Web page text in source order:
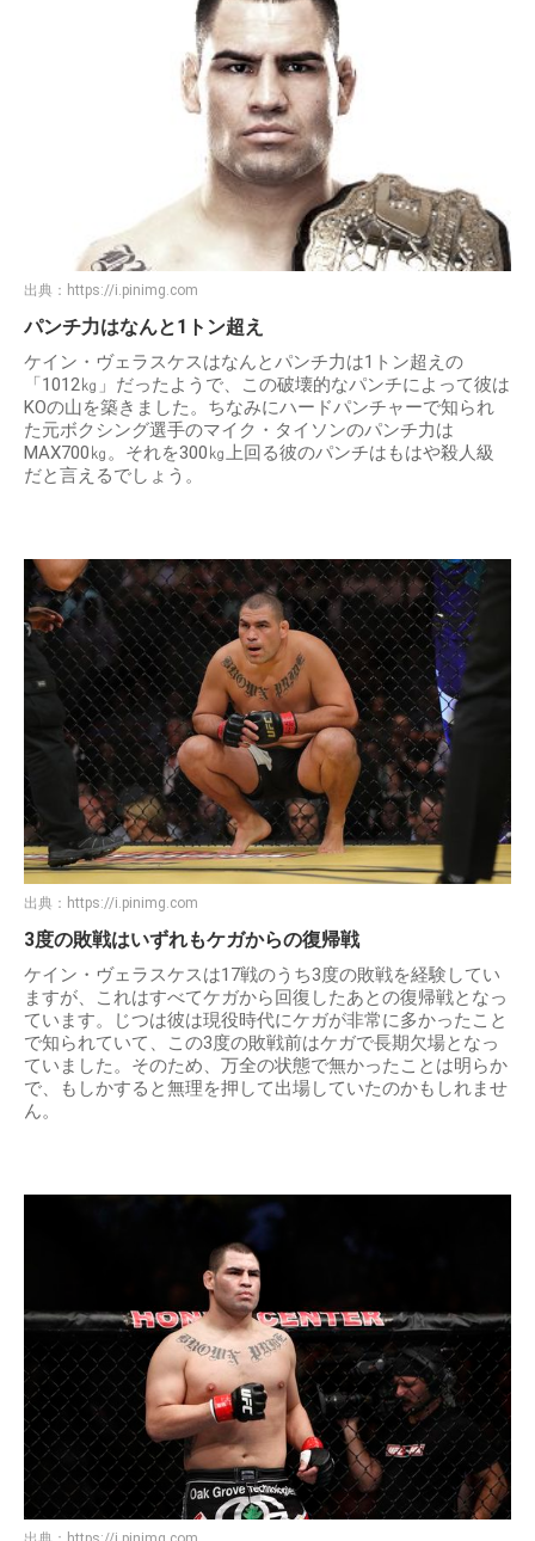
出典： https://i.pinimg.com
パンチ力はなんと1トン超え
ケイン・ヴェラスケスはなんとパンチ力は1トン超えの
「1012㎏」だったようで、この破壊的なパンチによって彼は
KOの山を築きました。ちなみにハードパンチャーで知られ
た元ボクシング選手のマイク・タイソンのパンチ力は
MAX700㎏。それを300㎏上回る彼のパンチはもはや殺人級
だと言えるでしょう。
出典： https://i.pinimg.com
3度の敗戦はいずれもケガからの復帰戦
ケイン・ヴェラスケスは17戦のうち3度の敗戦を経験してい
ますが、これはすべてケガから回復したあとの復帰戦となっ
ています。じつは彼は現役時代にケガが非常に多かったこと
で知られていて、この3度の敗戦前はケガで長期欠場となっ
ていました。そのため、万全の状態で無かったことは明らか
で、もしかすると無理を押して出場していたのかもしれませ
ん。